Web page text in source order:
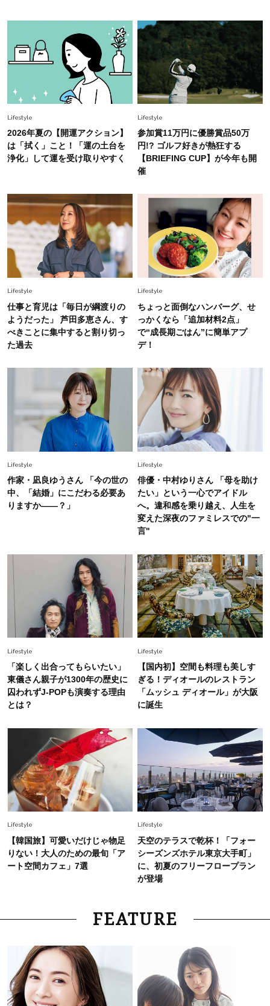
ーレス連載22】
Lifestyle 2026.7.29
「人間、役に立たなきゃ生きてちゃいかんか？」
上野千鶴子先生が問い直す“理想の老後”の呪縛
【ジェンダー連載23】
2026.8.6
26年夏の【開運アクション】は”ひと拭き”習
慣！「金運アップ→トイレ、じゃあ底上げ運
は？」
梅宮アンナさん 電撃婚から1年、家族の価値観
を育み中「理想の暮らしよりも今の心地よさを選
んだ」
Fashion 2026.6.12
中村ゆりさん「40代になり、やっと“仕事以外の
幸福感”に目が向いた」ライフスタイルも、服も
Fashion 2026.7.16
白黒でもこんなに華やぐ！40代、夏の「甘めト
ップス×パンツ」コーデ〈3選〉
Fashion 2026.5.29
40代の夏通勤はこれ１着！「きちんと感」も
「オシャレ」も整うトレンドトップス〈4選〉
Fashion 2026.6.26
初夏はこれさえあれば！40代は【淡色ワンピ】
Fashion 2026.8.5
オシャレ40代の【ワンピ＆オールインワン】最
旬着こなし3選。地味見え回避のコツは「バッグ
Fashion
【40代のTシャツコーデ】超ビッグサイズ×きれ
いめハーフパンツでモードに昇華
Lifestyle
2026年夏の【開運アクション】
は「拭く」こと！「運の土台を
浄化」して運を受け取りやすく
Lifestyle
参加賞11万円に優勝賞品50万
円!? ゴルフ好きが熱狂する
【BRIEFING CUP】が今年も開
催
Lifestyle
仕事と育児は「毎日が綱渡りの
ようだった」 芦田多恵さん、す
べきことに集中すると割り切っ
た過去
Lifestyle
ちょっと面倒なハンバーグ、せ
っかくなら「追加材料2点」
で“成長期ごはん”に簡単アプ
デ！
Lifestyle
作家・凪良ゆうさん 「今の世の
中、「結婚」にこだわる必要あ
りますか――？」
Lifestyle
俳優・中村ゆりさん 「母を助け
たい」という一心でアイドル
へ。違和感を乗り越え、人生を
変えた深夜のファミレスでの"一
言"
Lifestyle
「楽しく出合ってもらいたい」
東儀さん親子が1300年の歴史に
囚われずJ-POPも演奏する理由
とは？
Lifestyle
【国内初】空間も料理も美しす
ぎる！ディオールのレストラン
「ムッシュ ディオール」が大阪
に誕生
Lifestyle
【韓国旅】可愛いだけじゃ物足
りない！大人のための最旬「ア
ート空間カフェ」7選
Lifestyle
天空のテラスで乾杯！「フォー
シーズンズホテル東京大手町」
に、初夏のフリーフロープラン
が登場
FEATURE